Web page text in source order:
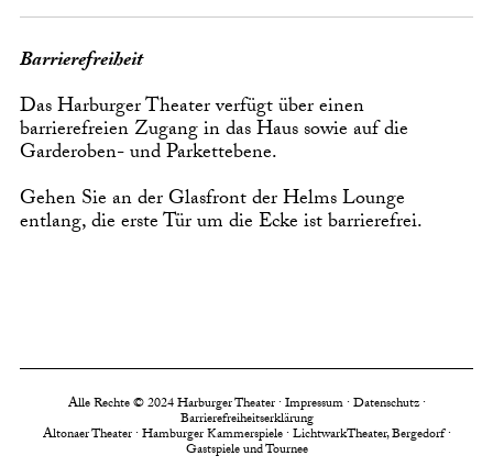
Barrierefreiheit
Das Harburger Theater verfügt über einen
barrierefreien Zugang in das Haus sowie auf die
Garderoben- und Parkettebene.
Gehen Sie an der Glasfront der Helms Lounge
entlang, die erste Tür um die Ecke ist barrierefrei.
Alle Rechte © 2024 Harburger Theater ·Impressum·Datenschutz·
Barrierefreiheitserklärung
Altonaer Theater·Hamburger Kammerspiele·LichtwarkTheater, Bergedorf·
Gastspiele und Tournee